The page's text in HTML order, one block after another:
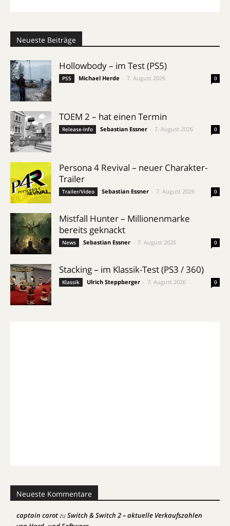
Neueste Beiträge
Hollowbody – im Test (PS5)
PS5 Michael Herde 7. August 2026 0
TOEM 2 – hat einen Termin
Release-Info Sebastian Essner 7. August 2026 0
Persona 4 Revival – neuer Charakter-
Trailer
Trailer/Video Sebastian Essner 7. August 2026 0
Mistfall Hunter – Millionenmarke
bereits geknackt
News Sebastian Essner 7. August 2026 0
Stacking – im Klassik-Test (PS3 / 360)
Klassik Ulrich Steppberger 7. August 2026 0
Neueste Kommentare
captain carotzuSwitch & Switch 2 – aktuelle Verkaufszahlen